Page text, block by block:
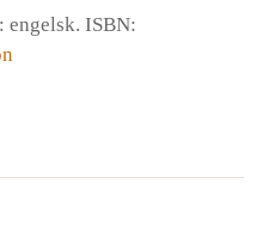
engelsk. ISBN: